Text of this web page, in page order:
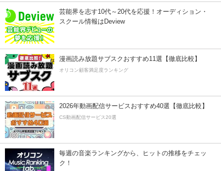
芸能界を志す10代～20代を応援！オーディション・
スクール情報はDeview
漫画読み放題サブスクおすすめ11選【徹底比較】
オリコン顧客満足度ランキング
2026年動画配信サービスおすすめ40選【徹底比較】
CS動画配信サービス20選
毎週の音楽ランキングから、ヒットの推移をチェッ
ク！